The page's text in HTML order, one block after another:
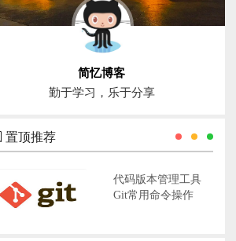
简忆博客
勤于学习，乐于分享
置顶推荐
代码版本管理工具
Git常用命令操作